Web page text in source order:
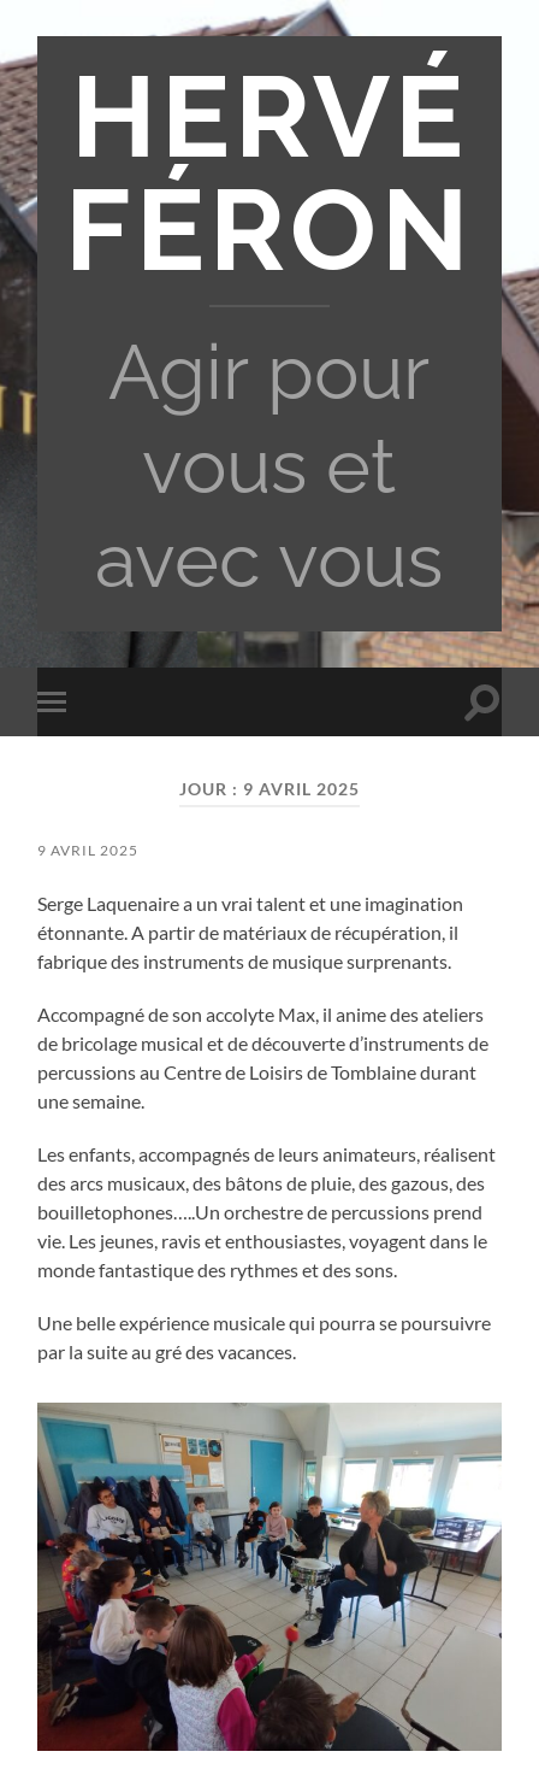
HERVÉ
FÉRON
Agir pour
vous et
avec vous
Toggle
mobile
Toggle
JOUR : 9 AVRIL 2025
9 AVRIL 2025
Serge Laquenaire a un vrai talent et une imagination
étonnante. A partir de matériaux de récupération, il
fabrique des instruments de musique surprenants.
Accompagné de son accolyte Max, il anime des ateliers
de bricolage musical et de découverte d’instruments de
percussions au Centre de Loisirs de Tomblaine durant
une semaine.
Les enfants, accompagnés de leurs animateurs, réalisent
des arcs musicaux, des bâtons de pluie, des gazous, des
bouilletophones…..Un orchestre de percussions prend
vie. Les jeunes, ravis et enthousiastes, voyagent dans le
monde fantastique des rythmes et des sons.
Une belle expérience musicale qui pourra se poursuivre
par la suite au gré des vacances.